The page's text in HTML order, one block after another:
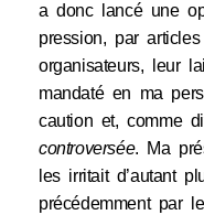
a donc lancé une
pression, par
organisateurs, leur
mandaté en ma
caution et, comme
controversée. Ma
les irritait d’autant
précédemment par